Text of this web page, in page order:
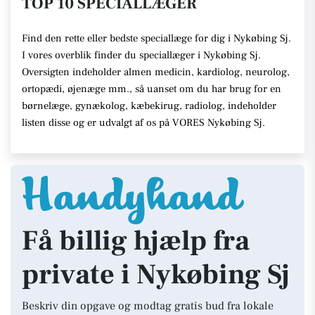
Find den rette eller bedste speciallæge for dig i Nykøbing Sj.
I vores overblik finder du speciallæger i Nykøbing Sj.
Oversigten indeholder almen medicin, kardiolog, neurolog,
ortopædi, øjenæge mm., så uanset om du har brug for en
børnelæge, gynækolog, kæbekirug, radiolog, indeholder
listen disse og er udvalgt af os på VORES Nykøbing Sj.
Få billig hjælp fra
private i Nykøbing Sj
Beskriv din opgave og modtag gratis bud fra lokale